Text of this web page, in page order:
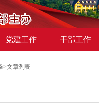
党建工作 干部工作
>文章列表